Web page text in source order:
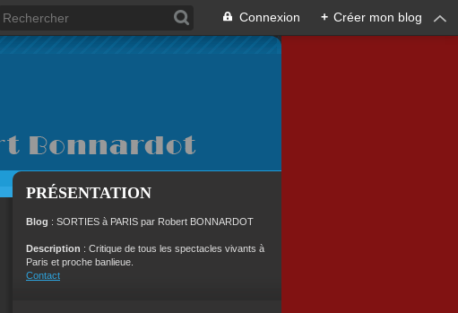
Connexion + Créer mon blog
PRÉSENTATION
Blog : SORTIES à PARIS par Robert BONNARDOT
Description : Critique de tous les spectacles vivants à
Paris et proche banlieue.
Contact